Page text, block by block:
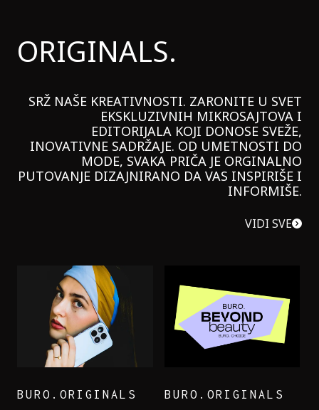
ORIGINALS.
SRŽ NAŠE KREATIVNOSTI. ZARONITE U SVET
EKSKLUZIVNIH MIKROSAJTOVA I
EDITORIJALA KOJI DONOSE SVEŽE,
INOVATIVNE SADRŽAJE. OD UMETNOSTI DO
MODE, SVAKA PRIČA JE ORGINALNO
PUTOVANJE DIZAJNIRANO DA VAS INSPIRIŠE I
INFORMIŠE.
VIDI SVE